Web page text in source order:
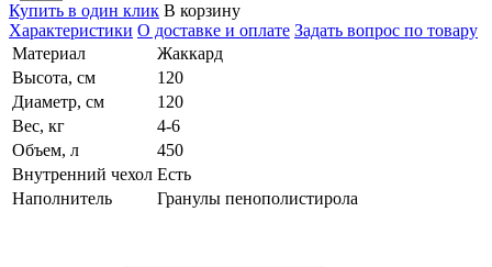
Купить в один клик В корзину
Характеристики О доставке и оплате Задать вопрос по товару
Материал
Жаккард
Высота, см
120
Диаметр, см
120
Вес, кг
4-6
Объем, л
450
Внутренний чехол Есть
Наполнитель
Гранулы пенополистирола